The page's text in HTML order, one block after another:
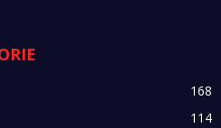
168
114